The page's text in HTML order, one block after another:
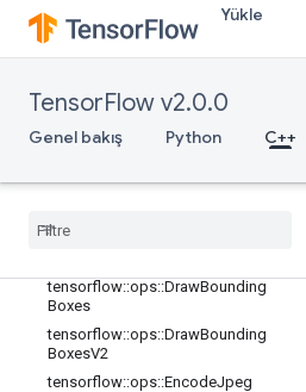
Yükle
TensorFlow v2.0.0
Genel bakış Python C++
eg
tensorflow::ops::DecodeAndCropJp
eg::Attrs
tensorflow::ops::DecodeBmp::Attrs
tensorflow::ops::DecodeGif
tensorflow
tensorflow::ops::DrawBounding
Boxes
tensorflow::ops::DrawBounding
BoxesV2
tensorflow::ops::EncodeJpeg